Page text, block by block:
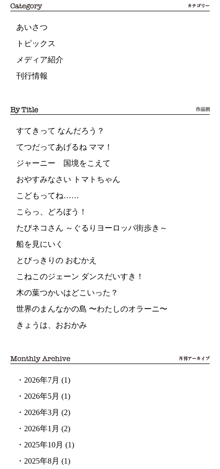
あいさつ
トピックス
メディア紹介
刊行情報
すてきって なんだろう？
てつだってあげるね ママ！
ジャーニー 国境をこえて
おやすみなさい トマトちゃん
こどもってね……
こらっ、どろぼう！
たびネコさん ～ぐるりヨーロッパ街歩き～
船を見にいく
とびっきりの おむかえ
こねこのジェーン ダンスだいすき！
木の葉つかいはどこいった？
世界のまんなかの島 〜わたしのオラーニ〜
きょうは、おおかみ
・ 2026年7月 (1)
・ 2026年5月 (1)
・ 2026年3月 (2)
・ 2026年1月 (2)
・ 2025年10月 (1)
・ 2025年8月 (1)